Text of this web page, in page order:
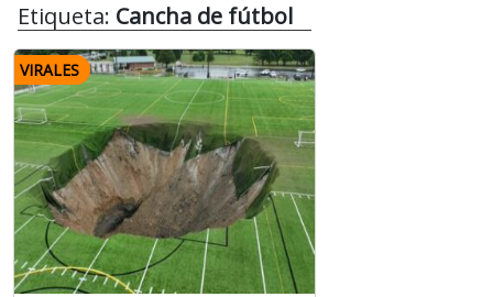
Etiqueta: Cancha de fútbol
VIRALES